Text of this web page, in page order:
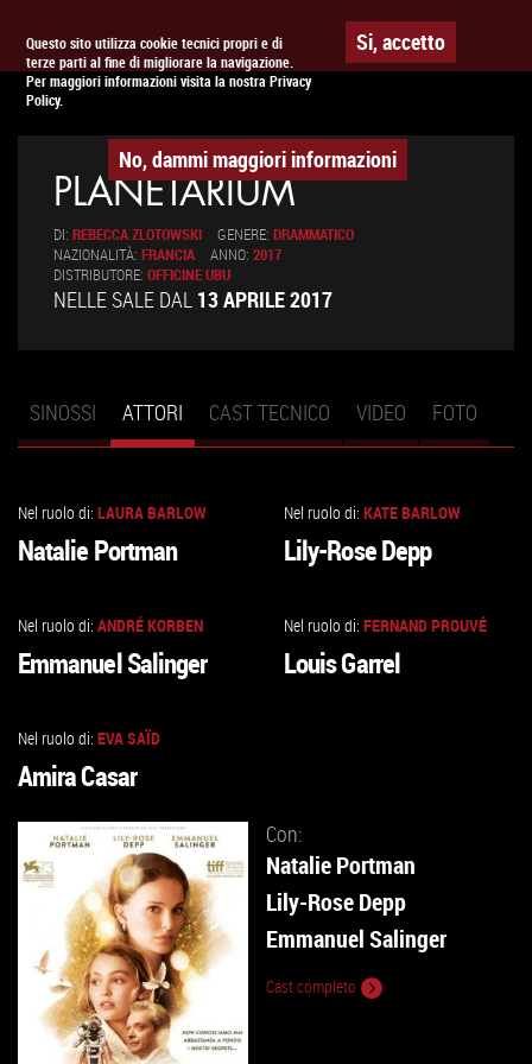
Questo sito utilizza cookie tecnici propri e di
terze parti al fine di migliorare la navigazione.
Per maggiori informazioni visita la nostra Privacy
Policy.
Si, accetto
No, dammi maggiori informazioni
APPUNTAMENTO AL CINEMA
PLANETARIUM
DI: REBECCA ZLOTOWSKI GENERE: DRAMMATICO
NAZIONALITÀ: FRANCIA ANNO: 2017
DISTRIBUTORE: OFFICINE UBU
NELLE SALE DAL 13 APRILE 2017
Schede primarie
SINOSSI ATTORI (SCHEDA
ATTIVA)
CAST TECNICO VIDEO FOTO
ALLA
Nel ruolo di: LAURA BARLOW
Natalie Portman
ALLA
Nel ruolo di: KATE BARLOW
Lily-Rose Depp
ALLA
Nel ruolo di: ANDRÉ KORBEN
Emmanuel Salinger
ALLA
Nel ruolo di: FERNAND PROUVÉ
Louis Garrel
ALLA
Nel ruolo di: EVA SAÏD
Amira Casar
Con:
Natalie Portman
Lily-Rose Depp
Emmanuel Salinger
Cast completo